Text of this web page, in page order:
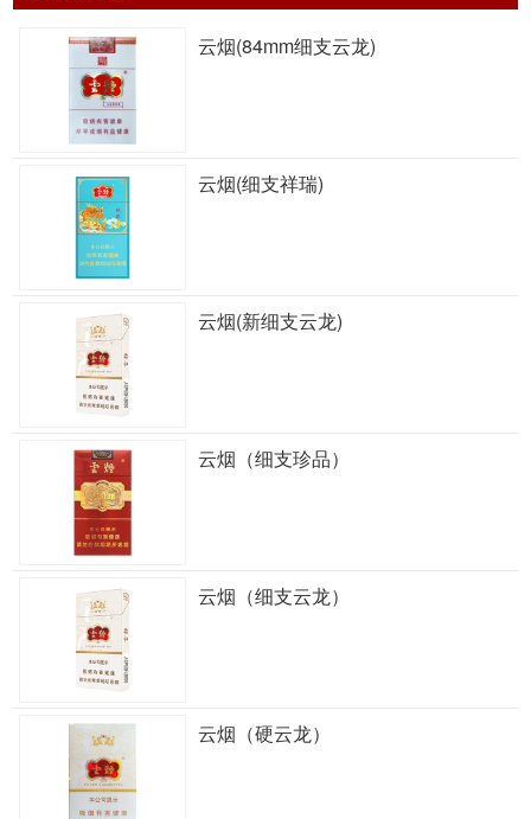
云烟(84mm细支云龙)
云烟(细支祥瑞)
云烟(新细支云龙)
云烟（细支珍品）
云烟（细支云龙）
云烟（硬云龙）